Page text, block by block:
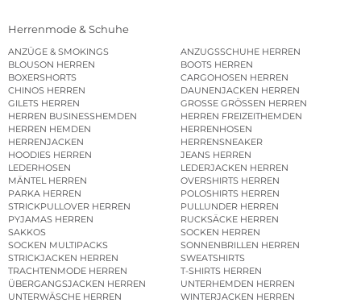
Herrenmode & Schuhe
ANZÜGE & SMOKINGS
ANZUGSSCHUHE HERREN
BLOUSON HERREN
BOOTS HERREN
BOXERSHORTS
CARGOHOSEN HERREN
CHINOS HERREN
DAUNENJACKEN HERREN
GILETS HERREN
GROSSE GRÖSSEN HERREN
HERREN BUSINESSHEMDEN
HERREN FREIZEITHEMDEN
HERREN HEMDEN
HERRENHOSEN
HERRENJACKEN
HERRENSNEAKER
HOODIES HERREN
JEANS HERREN
LEDERHOSEN
LEDERJACKEN HERREN
MÄNTEL HERREN
OVERSHIRTS HERREN
PARKA HERREN
POLOSHIRTS HERREN
STRICKPULLOVER HERREN
PULLUNDER HERREN
PYJAMAS HERREN
RUCKSÄCKE HERREN
SAKKOS
SOCKEN HERREN
SOCKEN MULTIPACKS
SONNENBRILLEN HERREN
STRICKJACKEN HERREN
SWEATSHIRTS
TRACHTENMODE HERREN
T-SHIRTS HERREN
ÜBERGANGSJACKEN HERREN
UNTERHEMDEN HERREN
UNTERWÄSCHE HERREN
WINTERJACKEN HERREN